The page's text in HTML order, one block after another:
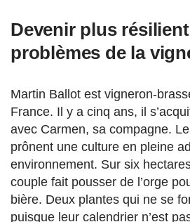
Devenir plus
problèmes de la
Martin Ballot est vigneron-
France. Il y a cinq ans, il
avec Carmen, sa compagne.
prônent une culture en pleine
environnement. Sur six
couple fait pousser de l’orge
bière. Deux plantes qui ne se
puisque leur calendrier n’est